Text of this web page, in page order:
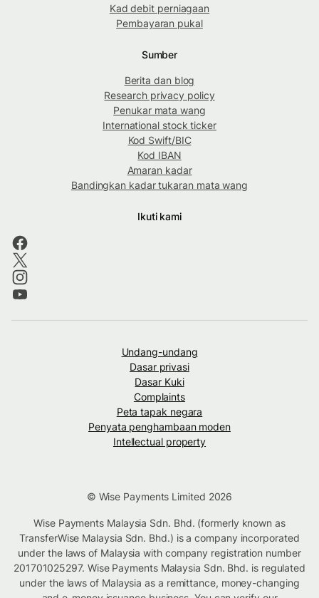
Kad debit perniagaan
Pembayaran pukal
Sumber
Berita dan blog
Research privacy policy
Penukar mata wang
International stock ticker
Kod Swift/BIC
Kod IBAN
Amaran kadar
Bandingkan kadar tukaran mata wang
Ikuti kami
Undang-undang
Dasar privasi
Dasar Kuki
Complaints
Peta tapak negara
Penyata penghambaan moden
Intellectual property
© Wise Payments Limited 2026
Wise Payments Malaysia Sdn. Bhd. (formerly known as
TransferWise Malaysia Sdn. Bhd.) is a company incorporated
under the laws of Malaysia with company registration number
201701025297. Wise Payments Malaysia Sdn. Bhd. is regulated
under the laws of Malaysia as a remittance, money-changing